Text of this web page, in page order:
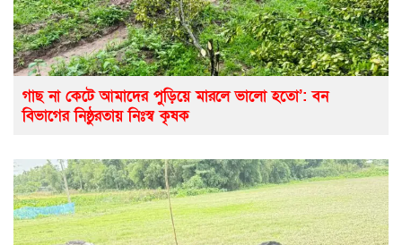
গাছ না কেটে আমাদের পুড়িয়ে মারলে ভালো হতো’: বন
বিভাগের নিষ্ঠুরতায় নিঃস্ব কৃষক